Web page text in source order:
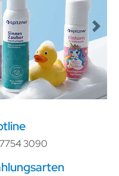
Next
3090